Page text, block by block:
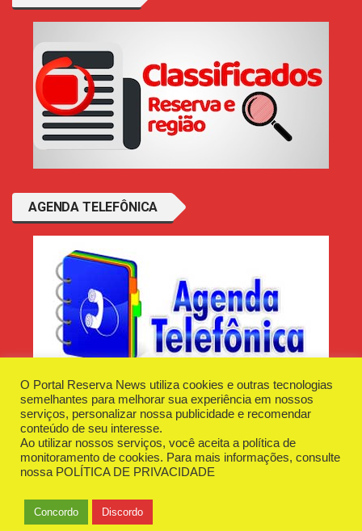
AGENDA TELEFÔNICA
Desenvolvido e Hospedado porPlugin Informática
Reserva News Tecnologia - CNPJ - 42.509.198/0001-83
O Portal Reserva News utiliza cookies e outras tecnologias
semelhantes para melhorar sua experiência em nossos
serviços, personalizar nossa publicidade e recomendar
conteúdo de seu interesse.
Ao utilizar nossos serviços, você aceita a política de
monitoramento de cookies. Para mais informações, consulte
nossa POLÍTICA DE PRIVACIDADE
Concordo Discordo